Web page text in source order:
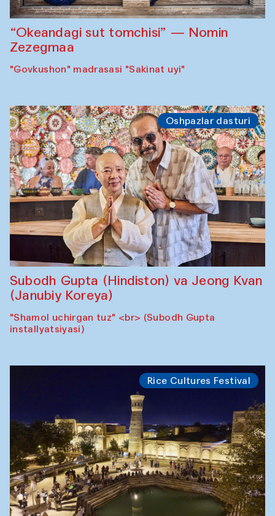
“Okeandagi sut tomchisi” — Nomin
Zezegmaa
"Govkushon" madrasasi "Sakinat uyi"
Oshpazlar dasturi
Subodh Gupta (Hindiston) va Jeong Kvan
(Janubiy Koreya)
"Shamol uchirgan tuz" <br> (Subodh Gupta
installyatsiyasi)
Rice Cultures Festival